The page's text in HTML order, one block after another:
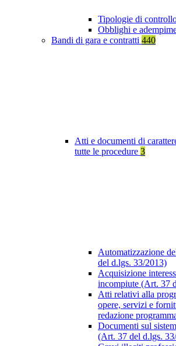
Tipologie di
Obblighi e
Bandi di gara e contratti 440
Atti e documenti di
tutte le procedure 3
Automatizzazione
del d.lgs. 33/2013)
Acquisizione
incompiute (Art. 37
Atti relativi alla
opere, servizi e
redazione
Documenti sul
(Art. 37 del d.lgs.